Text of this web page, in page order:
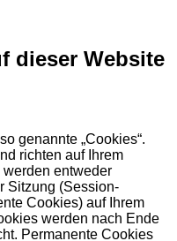
dieser Website
genannte „Cookies“.
richten auf Ihrem
entweder
Sitzung (Session-
Cookies) auf Ihrem
werden nach Ende
Permanente Cookies